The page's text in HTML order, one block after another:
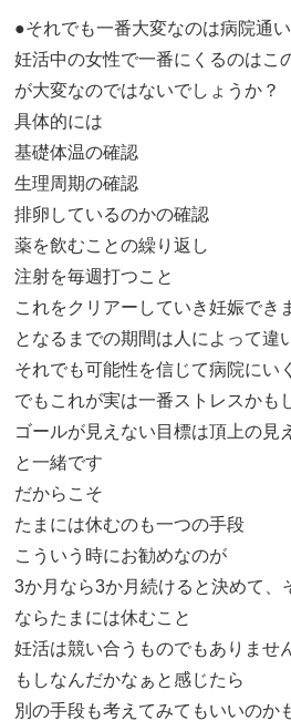
●それでも一番大変なのは病院通い
妊活中の女性で一番にくるのはこ
が大変なのではないでしょうか？
具体的には
基礎体温の確認
生理周期の確認
排卵しているのかの確認
薬を飲むことの繰り返し
注射を毎週打つこと
これをクリアーしていき妊娠でき
となるまでの期間は人によって違
それでも可能性を信じて病院にいく
でもこれが実は一番ストレスかも
ゴールが見えない目標は頂上の見
と一緒です
だからこそ
たまには休むのも一つの手段
こういう時にお勧めなのが
3か月なら3か月続けると決めて、
ならたまには休むこと
妊活は競い合うものでもありませ
もしなんだかなぁと感じたら
別の手段も考えてみてもいいのか